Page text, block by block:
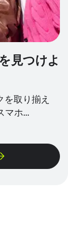
見つけよ
取り揃え
マホ...